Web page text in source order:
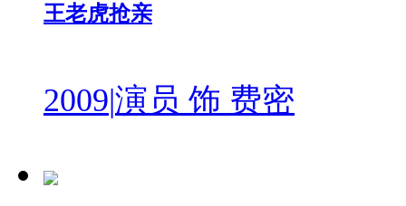
王老虎抢亲
2009|演员 饰 费密